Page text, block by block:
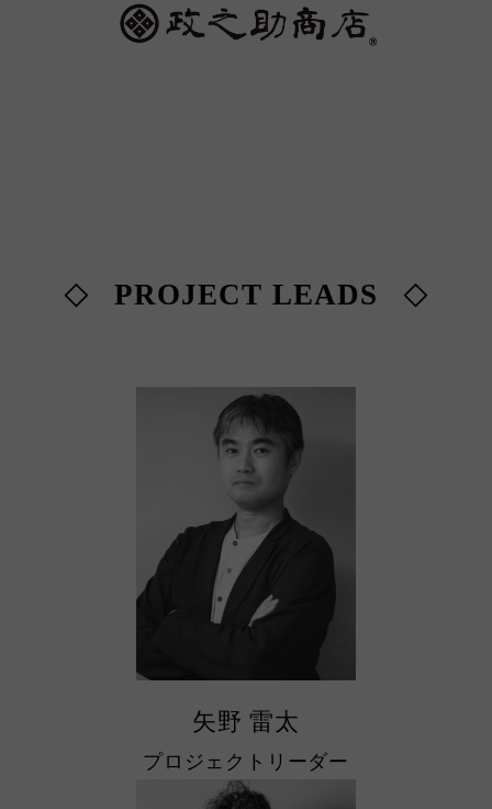
◇ PROJECT LEADS ◇
矢野 雷太
プロジェクトリーダー